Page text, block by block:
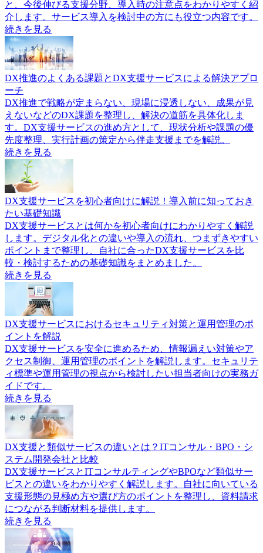
と、今後伸びる支援分野、導入時の注意点をわかりやすく紹
介します。サービス導入を検討中の方にも役立つ内容です。
続きを見る
DX推進のよくある課題とDX支援サービスによる解決アプロ
ーチ
DX推進で戦略が定まらない、現場に浸透しない、成果が見
えないなどのDX課題を整理し、解決の道筋を具体化しま
す。DX支援サービスの進め方として、現状分析や課題の優
先度整理、実行計画の策定から伴走支援までを解説。
続きを見る
DX支援サービスを初心者向けに解説！導入前に知っておき
たい基礎知識
DX支援サービスとは何かを初心者向けにわかりやすく解説
します。デジタル化との違いや導入の流れ、つまずきやすい
ポイントまで整理し、自社に合ったDX支援サービスを比
較・検討するための基礎知識をまとめました。
続きを見る
DX支援サービスにおけるセキュリティ対策と運用管理のポ
イントを解説
DX支援サービスを安全に進めるため、情報漏えい対策やア
クセス制御、運用管理のポイントを解説します。セキュリテ
ィ標準や運用管理の視点から検討したい担当者向けの実務ガ
イドです。
続きを見る
DX支援と類似サービスの違いとは？ITコンサル・BPO・シ
ステム開発会社と比較
DX支援サービスとITコンサルティングやBPOなど類似サー
ビスとの違いをわかりやすく解説します。自社に向いている
支援形態の見極め方や選び方のポイントを整理し、資料請求
につながる判断材料を提供します。
続きを見る